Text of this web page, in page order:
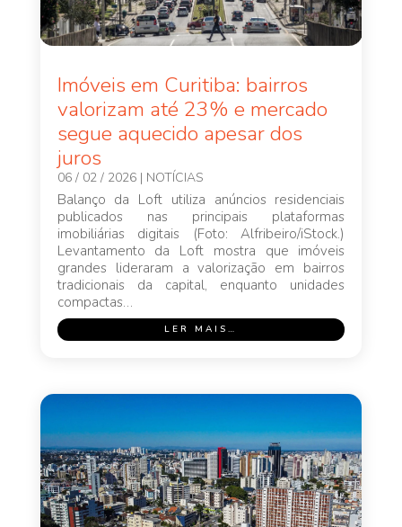
Imóveis em Curitiba: bairros
valorizam até 23% e mercado
segue aquecido apesar dos
juros
06 / 02 / 2026| NOTÍCIAS
Balanço da Loft utiliza anúncios residenciais
publicados nas principais plataformas
imobiliárias digitais (Foto: Alfribeiro/iStock.)
Levantamento da Loft mostra que imóveis
grandes lideraram a valorização em bairros
tradicionais da capital, enquanto unidades
compactas…
LER MAIS…